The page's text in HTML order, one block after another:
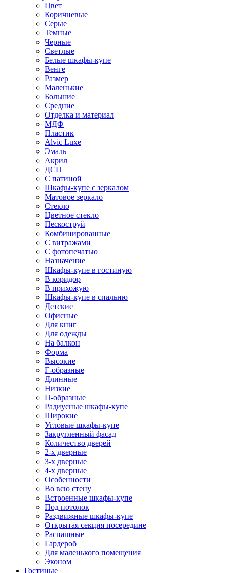
Цвет
Коричневые
Серые
Темные
Черные
Светлые
Белые шкафы-купе
Венге
Размер
Маленькие
Большие
Средние
Отделка и материал
МДФ
Пластик
Alvic Luxe
Эмаль
Акрил
ДСП
С патиной
Шкафы-купе с зеркалом
Матовое зеркало
Стекло
Цветное стекло
Пескоструй
Комбинированные
С витражами
С фотопечатью
Назначение
Шкафы-купе в гостиную
В коридор
В прихожую
Шкафы-купе в спальню
Детские
Офисные
Для книг
Для одежды
На балкон
Форма
Высокие
Г-образные
Длинные
Низкие
П-образные
Радиусные шкафы-купе
Широкие
Угловые шкафы-купе
Закругленный фасад
Количество дверей
2-х дверные
3-х дверные
4-х дверные
Особенности
Во всю стену
Встроенные шкафы-купе
Под потолок
Раздвижные шкафы-купе
Открытая секция посередине
Распашные
Гардероб
Для маленького помещения
Эконом
Гостиные